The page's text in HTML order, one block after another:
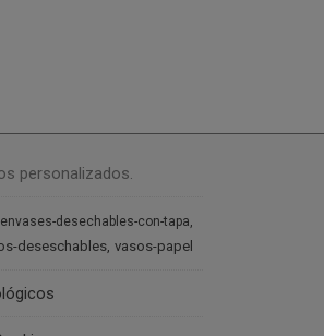
personalizados.
envases-desechables-con-tapa
deseschables vasos-papel